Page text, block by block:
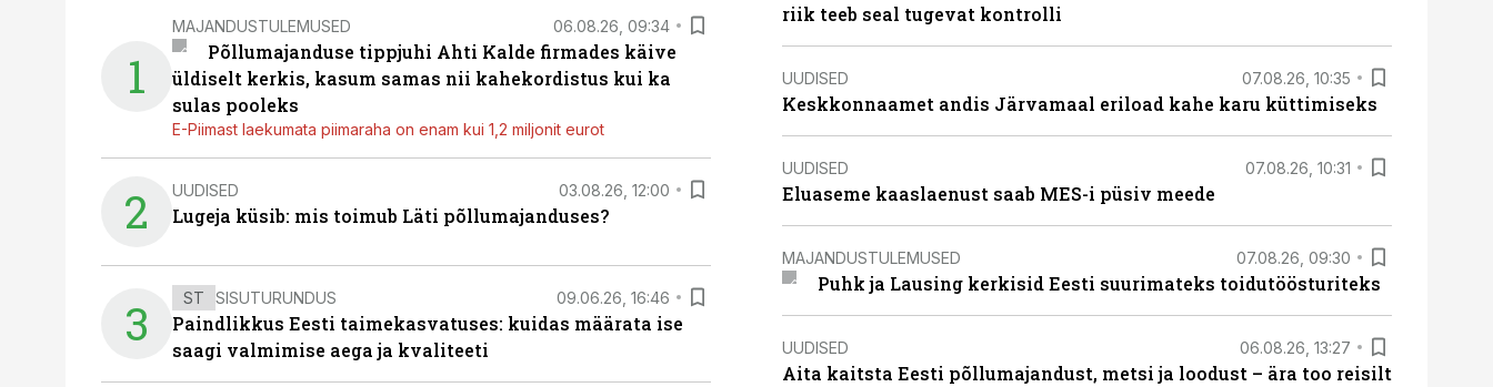
1
MAJANDUSTULEMUSED 06.08.26, 09:34
Põllumajanduse tippjuhi Ahti Kalde firmades käive
üldiselt kerkis, kasum samas nii kahekordistus kui ka
sulas pooleks
E-Piimast laekumata piimaraha on enam kui 1,2 miljonit eurot
2 UUDISED 03.08.26, 12:00
Lugeja küsib: mis toimub Läti põllumajanduses?
3 ST SISUTURUNDUS 09.06.26, 16:46
Paindlikkus Eesti taimekasvatuses: kuidas määrata ise
saagi valmimise aega ja kvaliteeti
riik teeb seal tugevat kontrolli
UUDISED 07.08.26, 10:35
Keskkonnaamet andis Järvamaal eriload kahe karu küttimiseks
UUDISED 07.08.26, 10:31
Eluaseme kaaslaenust saab MES-i püsiv meede
MAJANDUSTULEMUSED 07.08.26, 09:30
Puhk ja Lausing kerkisid Eesti suurimateks toidutöösturiteks
UUDISED 06.08.26, 13:27
Aita kaitsta Eesti põllumajandust, metsi ja loodust – ära too reisilt